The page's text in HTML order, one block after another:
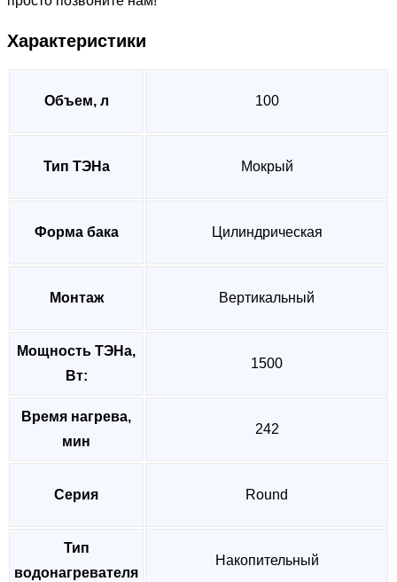
Характеристики
Объем, л 100
Тип ТЭНа Мокрый
Форма бака Цилиндрическая
Монтаж Вертикальный
Мощность ТЭНа,
Вт:
1500
Время нагрева,
мин
242
Серия Round
Тип
водонагревателя
Накопительный